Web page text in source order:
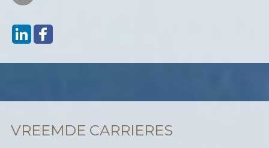
VREEMDE CARRIERES